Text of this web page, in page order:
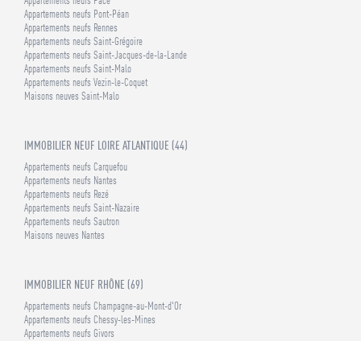
Appartements neufs Pont-Péan
Appartements neufs Rennes
Appartements neufs Saint-Grégoire
Appartements neufs Saint-Jacques-de-la-Lande
Appartements neufs Saint-Malo
Appartements neufs Vezin-le-Coquet
Maisons neuves Saint-Malo
IMMOBILIER NEUF LOIRE ATLANTIQUE (44)
Appartements neufs Carquefou
Appartements neufs Nantes
Appartements neufs Rezé
Appartements neufs Saint-Nazaire
Appartements neufs Sautron
Maisons neuves Nantes
IMMOBILIER NEUF RHÔNE (69)
Appartements neufs Champagne-au-Mont-d'Or
Appartements neufs Chessy-les-Mines
Appartements neufs Givors